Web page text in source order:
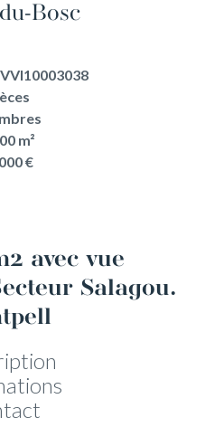
Bosc
m²
€
avec vue
Salagou.